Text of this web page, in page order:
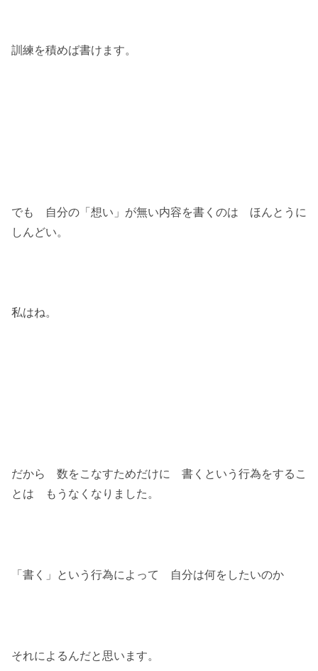
訓練を積めば書けます。
でも 自分の「想い」が無い内容を書くのは ほんとうに
しんどい。
私はね。
だから 数をこなすためだけに 書くという行為をするこ
とは もうなくなりました。
「書く」という行為によって 自分は何をしたいのか
それによるんだと思います。